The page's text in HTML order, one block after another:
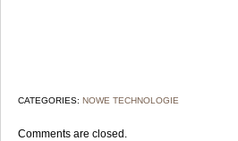
CATEGORIES: NOWE TECHNOLOGIE
Comments are closed.